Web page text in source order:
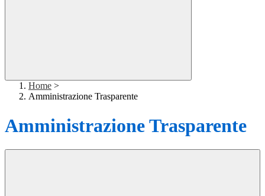
Home >
Amministrazione Trasparente
Amministrazione Trasparente